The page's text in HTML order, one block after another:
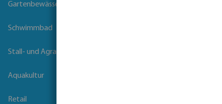
Gartenbewässerung
Schwimmbad
Stall- und Agrartechnik
Aquakultur
Retail